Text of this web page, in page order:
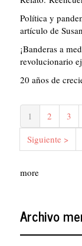
Política y
artículo de
¡Banderas a
revolucionario
20 años de
Paginación
Página
actual
1 Página
2 3
Siguiente
página
Siguiente >
more
Archivo